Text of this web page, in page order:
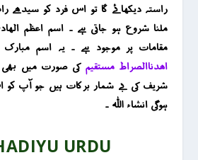
راستہ دیکھائے گا تو اس فرد کو سیدھے
ملنا شروع ہو جاتی ہے ۔ اسم اعظم
مقامات پر موجود ہے ۔ یہ اسم مبارک
اھدناالصراط مستقیم کی صؤرت میں
شریف کی بے شمار برکات ہیں جو آپ
ہوگی انشاء اللہ ۔
URDU